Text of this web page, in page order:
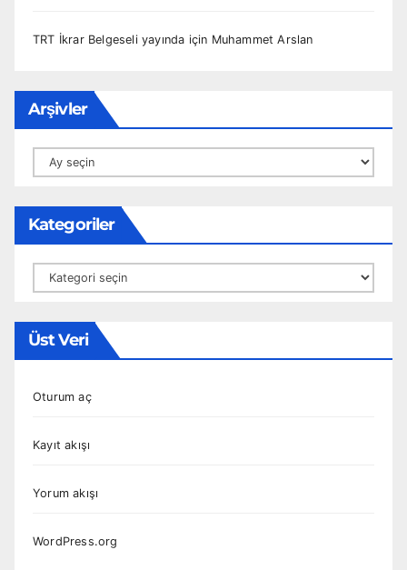
TRT İkrar Belgeseli yayında için Muhammet Arslan
Arşivler
Arşivler
Kategoriler
Kategoriler
Üst Veri
Oturum aç
Kayıt akışı
Yorum akışı
WordPress.org